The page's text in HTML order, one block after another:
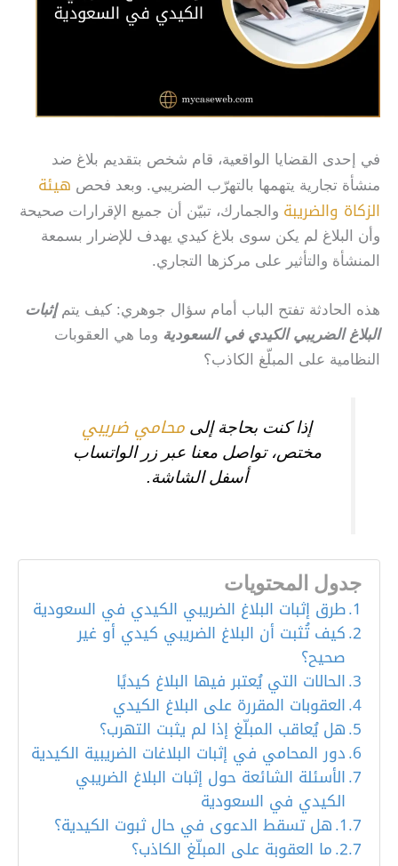
في إحدى القضايا الواقعية، قام شخص بتقديم بلاغ ضد
منشأة تجارية يتهمها بالتهرّب الضريبي. وبعد فحص هيئة
الزكاة والضريبة والجمارك، تبيّن أن جميع الإقرارات صحيحة
وأن البلاغ لم يكن سوى بلاغ كيدي يهدف للإضرار بسمعة
المنشأة والتأثير على مركزها التجاري.
هذه الحادثة تفتح الباب أمام سؤال جوهري: كيف يتمإثبات
البلاغ الضريبي الكيدي في السعودية وما هي العقوبات
النظامية على المبلّغ الكاذب؟
إذا كنت بحاجة إلى محامي ضريبي
مختص، تواصل معنا عبر زر الواتساب
أسفل الشاشة.
جدول المحتويات
طرق إثبات البلاغ الضريبي الكيدي في السعودية
كيف تُثبت أن البلاغ الضريبي كيدي أو غير
صحيح؟
الحالات التي يُعتبر فيها البلاغ كيديًا
العقوبات المقررة على البلاغ الكيدي
هل يُعاقب المبلّغ إذا لم يثبت التهرب؟
دور المحامي في إثبات البلاغات الضريبية الكيدية
الأسئلة الشائعة حول إثبات البلاغ الضريبي
الكيدي في السعودية
هل تسقط الدعوى في حال ثبوت الكيدية؟
ما العقوبة على المبلّغ الكاذب؟